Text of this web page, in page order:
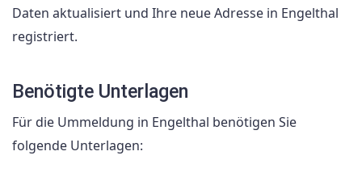
Daten aktualisiert und Ihre neue Adresse in Engelthal
registriert.
Benötigte Unterlagen
Für die Ummeldung in Engelthal benötigen Sie
folgende Unterlagen: